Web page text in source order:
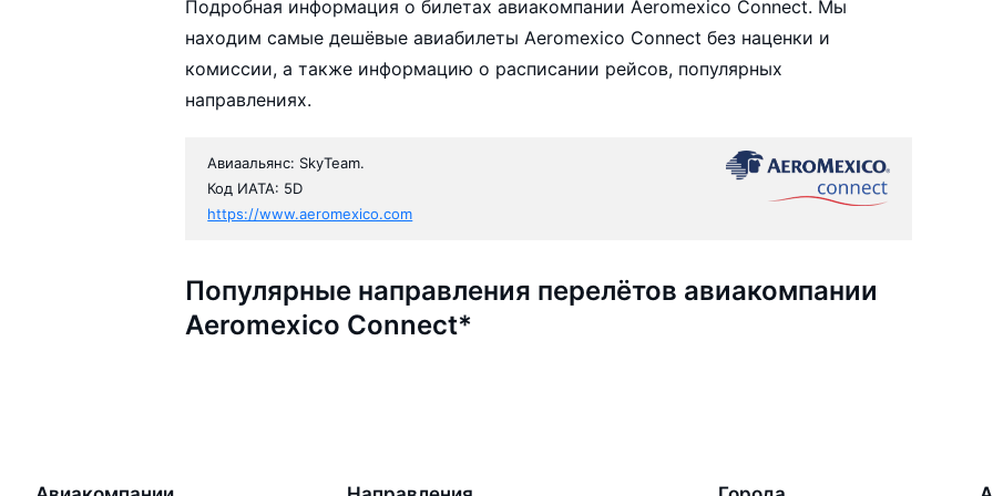
Подробная информация о билетах авиакомпании Aeromexico Connect. Мы
находим самые дешёвые авиабилеты Aeromexico Connect без наценки и
комиссии, а также информацию о расписании рейсов, популярных
направлениях.
Авиаальянс: SkyTeam.
Код ИАТА: 5D
https://www.aeromexico.com
Популярные направления перелётов авиакомпании
Aeromexico Connect*